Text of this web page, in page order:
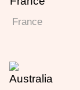
France